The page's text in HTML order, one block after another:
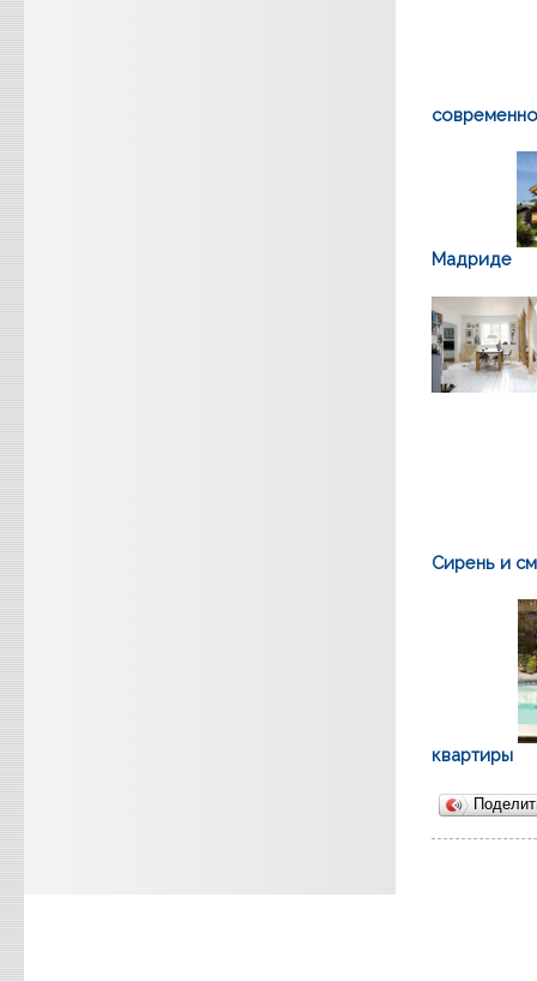
Мадриде
Сирень и
квартиры